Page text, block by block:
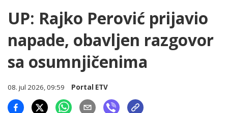
UP: Rajko Perović prijavio
napade, obavljen razgovor
sa osumnjičenima
08. jul 2026, 09:59 Portal ETV